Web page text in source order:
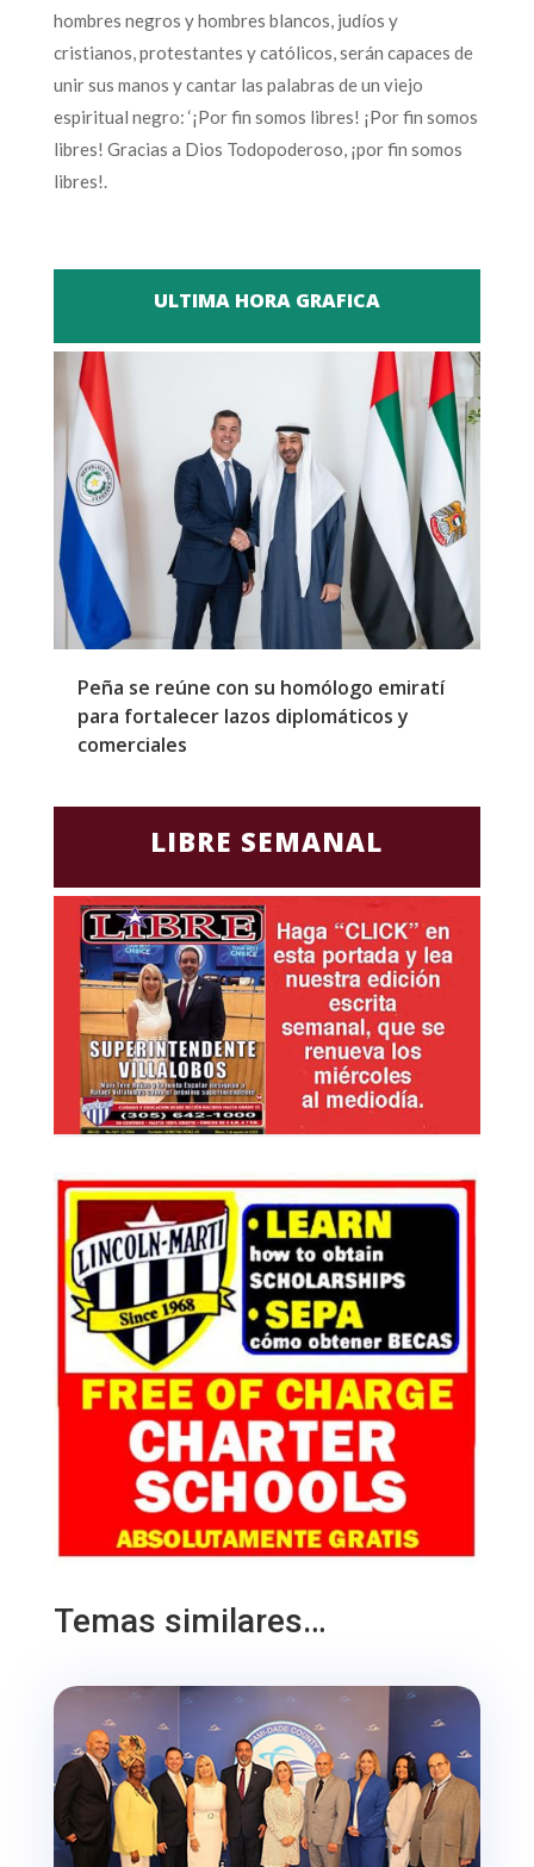
hombres negros y hombres blancos, judíos y
cristianos, protestantes y católicos, serán capaces de
unir sus manos y cantar las palabras de un viejo
espiritual negro: ‘¡Por fin somos libres! ¡Por fin somos
libres! Gracias a Dios Todopoderoso, ¡por fin somos
libres!.
ULTIMA HORA GRAFICA
Peña se reúne con su homólogo emiratí
para fortalecer lazos diplomáticos y
comerciales
LIBRE SEMANAL
Temas similares…